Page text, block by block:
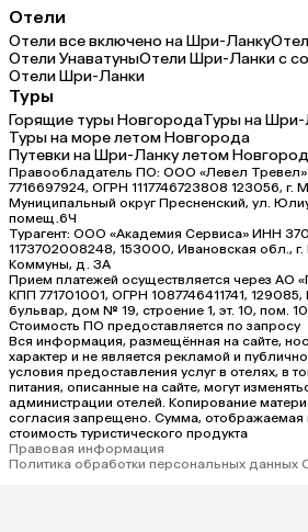
Отели
Отели все включено на Шри-Ланку
Отели УнаватуныОтели Шри-Ланки с
Отели Шри-Ланки
Туры
Горящие туры НовгородаТуры на
Туры на море летом Новгорода
Путевки на Шри-Ланку летом
Правообладатель ПО: ООО «Левел Тревел»
7716697924, ОГРН 1117746723808 123056, г.
Муниципальный округ Пресненский, ул.
помещ.6Ч
Турагент: ООО «Академия Сервиса» ИНН
1173702008248, 153000, Ивановская обл.,
Коммуны, д. ЗА
Прием платежей осуществляется через АО
КПП 771701001, ОГРН 1087746411741,
бульвар, дом № 19, строение 1, эт. 10, пом.
Стоимость ПО предоставляется по запросу
Вся информация, размещённая на сайте,
характер и не является рекламой и
условия предоставления услуг в отелях, в
питания, описанные на сайте, могут
администрации отелей. Копирование
согласия запрещено. Сумма, отображаемая
стоимость туристического продукта
Правовая информация
Политика обработки персональных